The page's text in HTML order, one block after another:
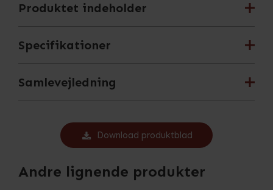
Produktet indeholder
Specifikationer
Samlevejledning
Download produktblad
Andre lignende produkter